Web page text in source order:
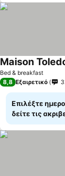
Bed & breakfast
Maison
8,8 Εξαιρετικό
Επιλέξτε
δείτε τις